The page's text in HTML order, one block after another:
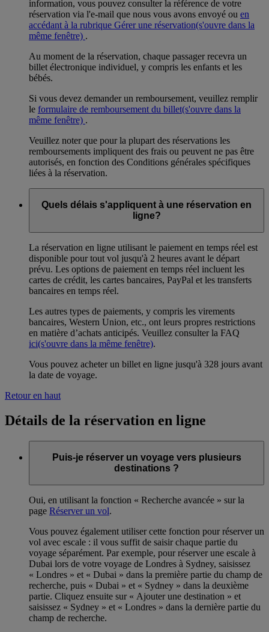
information, vous pouvez consulter la référence de votre
réservation via l'e-mail que nous vous avons envoyé ou en
accédant à la rubrique Gérer une réservation(s'ouvre dans la
même fenêtre) .
Au moment de la réservation, chaque passager recevra un
billet électronique individuel, y compris les enfants et les
bébés.
Si vous devez demander un remboursement, veuillez remplir
le formulaire de remboursement du billet(s'ouvre dans la
même fenêtre) .
Veuillez noter que pour la plupart des réservations les
remboursements impliquent des frais ou peuvent ne pas être
autorisés, en fonction des Conditions générales spécifiques
liées à la réservation.
Quels délais s'appliquent à une réservation en
ligne?
La réservation en ligne utilisant le paiement en temps réel est
disponible pour tout vol jusqu'à 2 heures avant le départ
prévu. Les options de paiement en temps réel incluent les
cartes de crédit, les cartes bancaires, PayPal et les transferts
bancaires en temps réel.
Les autres types de paiements, y compris les virements
bancaires, Western Union, etc., ont leurs propres restrictions
en matière d’achats anticipés. Veuillez consulter la FAQ
ici(s'ouvre dans la même fenêtre).
Vous pouvez acheter un billet en ligne jusqu'à 328 jours avant
la date de voyage.
Retour en haut
Détails de la réservation en ligne
Puis-je réserver un voyage vers plusieurs
destinations ?
Oui, en utilisant la fonction « Recherche avancée » sur la
page Réserver un vol.
Vous pouvez également utiliser cette fonction pour réserver un
vol avec escale : il vous suffit de saisir chaque partie du
voyage séparément. Par exemple, pour réserver une escale à
Dubai lors de votre voyage de Londres à Sydney, saisissez
« Londres » et « Dubai » dans la première partie du champ de
recherche, puis « Dubai » et « Sydney » dans la deuxième
partie. Cliquez ensuite sur « Ajouter une destination » et
saisissez « Sydney » et « Londres » dans la dernière partie du
champ de recherche.